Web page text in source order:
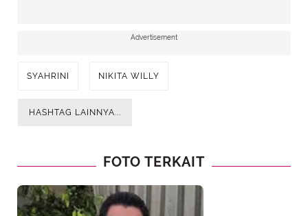
Penyanyi bersuara serak itu mengenakan kain batik merah
Advertisement
SYAHRINI NIKITA WILLY
HASHTAG LAINNYA...
FOTO TERKAIT